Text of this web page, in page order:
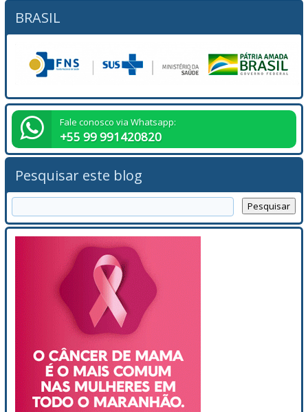
BRASIL
Fale conosco via Whatsapp:
+55 99 991420820
Pesquisar este blog